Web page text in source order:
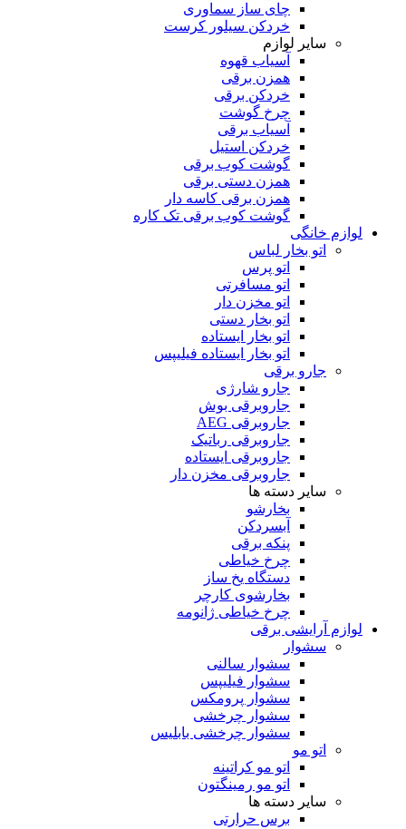
چای ساز سماوری
خردکن سیلور کرست
سایر لوازم
آسیاب قهوه
همزن برقی
خردکن برقی
چرخ گوشت
آسیاب برقی
خردکن استیل
گوشت کوب برقی
همزن دستی برقی
همزن برقی کاسه دار
گوشت کوب برقی تک کاره
لوازم خانگی
اتو بخار لباس
اتو پرس
اتو مسافرتی
اتو مخزن دار
اتو بخار دستی
اتو بخار ایستاده
اتو بخار ایستاده فیلیپس
جارو برقی
جارو شارژی
جاروبرقی بوش
جاروبرقی AEG
جاروبرقی رباتیک
جاروبرقی ایستاده
جاروبرقی مخزن دار
سایر دسته ها
بخارشو
آبسردکن
پنکه برقی
چرخ خیاطی
دستگاه یخ ساز
بخارشوی کارچر
چرخ خیاطی ژانومه
لوازم آرایشی برقی
سشوار
سشوار سالنی
سشوار فیلیپس
سشوار پرومکس
سشوار چرخشی
سشوار چرخشی بابلیس
اتو مو
اتو مو کراتینه
اتو مو رمینگتون
سایر دسته ها
برس حرارتی